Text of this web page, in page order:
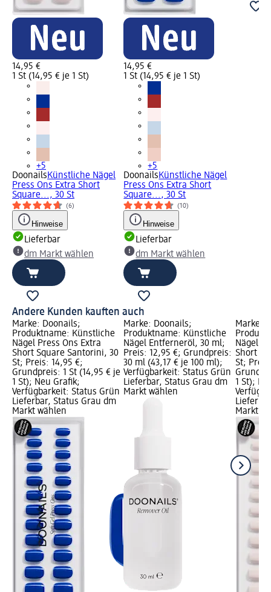
14,95 €
1 St (14,95 € je 1 St)
+5
DoonailsKünstliche Nägel
Press Ons Extra Short
Square..., 30 St
(6)
Hinweise
Lieferbar
dm Markt wählen
14,95 €
1 St (14,95 € je 1 St)
+5
DoonailsKünstliche Nägel
Press Ons Extra Short
Square..., 30 St
(10)
Hinweise
Lieferbar
dm Markt wählen
Andere Kunden kauften auch
Marke: Doonails;
Produktname: Künstliche
Nägel Press Ons Extra
Short Square Santorini, 30
St; Preis: 14,95 €;
Grundpreis: 1 St (14,95 € je
1 St); Neu Grafik;
Verfügbarkeit: Status Grün
Lieferbar, Status Grau dm
Markt wählen
Marke: Doonails;
Produktname: Künstliche
Nägel Entferneröl, 30 ml;
Preis: 12,95 €; Grundpreis:
30 ml (43,17 € je 100 ml);
Verfügbarkeit: Status Grün
Lieferbar, Status Grau dm
Markt wählen
Marke:
Nägel
Short
St;
1 St);
Markt